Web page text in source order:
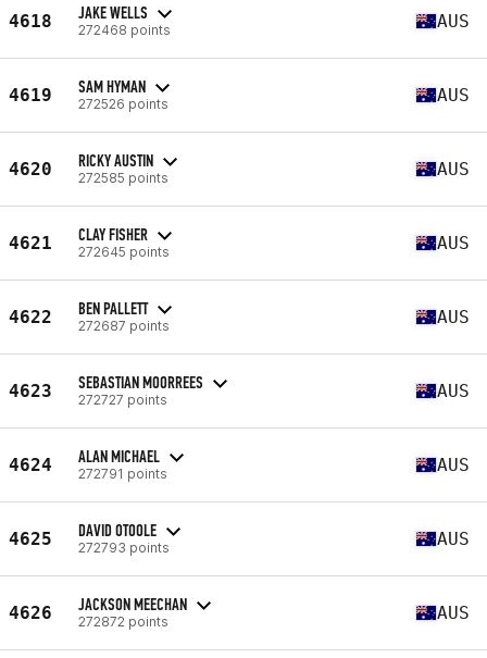
4618 JAKE WELLS
272468 points AUS
4619 SAM HYMAN
272526 points AUS
4620 RICKY AUSTIN
272585 points AUS
4621 CLAY FISHER
272645 points AUS
4622 BEN PALLETT
272687 points AUS
4623 SEBASTIAN MOORREES
272727 points AUS
4624 ALAN MICHAEL
272791 points AUS
4625 DAVID OTOOLE
272793 points AUS
4626 JACKSON MEECHAN
272872 points AUS